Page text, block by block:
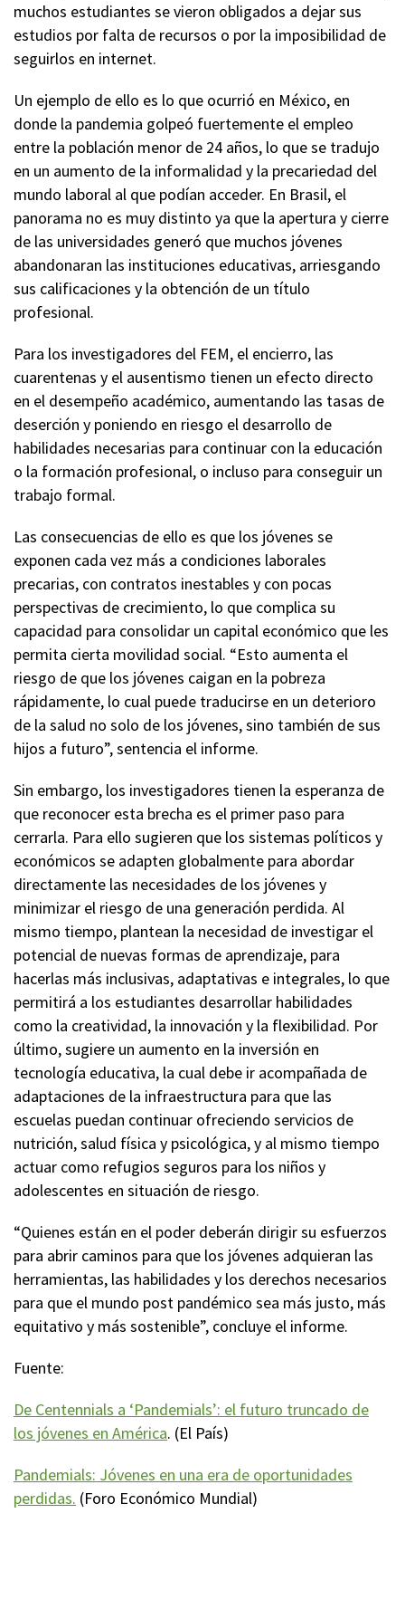
muchos estudiantes se vieron obligados a dejar sus
estudios por falta de recursos o por la imposibilidad de
seguirlos en internet.
Un ejemplo de ello es lo que ocurrió en México, en
donde la pandemia golpeó fuertemente el empleo
entre la población menor de 24 años, lo que se tradujo
en un aumento de la informalidad y la precariedad del
mundo laboral al que podían acceder. En Brasil, el
panorama no es muy distinto ya que la apertura y cierre
de las universidades generó que muchos jóvenes
abandonaran las instituciones educativas, arriesgando
sus calificaciones y la obtención de un título
profesional.
Para los investigadores del FEM, el encierro, las
cuarentenas y el ausentismo tienen un efecto directo
en el desempeño académico, aumentando las tasas de
deserción y poniendo en riesgo el desarrollo de
habilidades necesarias para continuar con la educación
o la formación profesional, o incluso para conseguir un
trabajo formal.
Las consecuencias de ello es que los jóvenes se
exponen cada vez más a condiciones laborales
precarias, con contratos inestables y con pocas
perspectivas de crecimiento, lo que complica su
capacidad para consolidar un capital económico que les
permita cierta movilidad social. “Esto aumenta el
riesgo de que los jóvenes caigan en la pobreza
rápidamente, lo cual puede traducirse en un deterioro
de la salud no solo de los jóvenes, sino también de sus
hijos a futuro”, sentencia el informe.
Sin embargo, los investigadores tienen la esperanza de
que reconocer esta brecha es el primer paso para
cerrarla. Para ello sugieren que los sistemas políticos y
económicos se adapten globalmente para abordar
directamente las necesidades de los jóvenes y
minimizar el riesgo de una generación perdida. Al
mismo tiempo, plantean la necesidad de investigar el
potencial de nuevas formas de aprendizaje, para
hacerlas más inclusivas, adaptativas e integrales, lo que
permitirá a los estudiantes desarrollar habilidades
como la creatividad, la innovación y la flexibilidad. Por
último, sugiere un aumento en la inversión en
tecnología educativa, la cual debe ir acompañada de
adaptaciones de la infraestructura para que las
escuelas puedan continuar ofreciendo servicios de
nutrición, salud física y psicológica, y al mismo tiempo
actuar como refugios seguros para los niños y
adolescentes en situación de riesgo.
“Quienes están en el poder deberán dirigir su esfuerzos
para abrir caminos para que los jóvenes adquieran las
herramientas, las habilidades y los derechos necesarios
para que el mundo post pandémico sea más justo, más
equitativo y más sostenible”, concluye el informe.
Fuente:
De Centennials a ‘Pandemials’: el futuro truncado de
los jóvenes en América. (El País)
Pandemials: Jóvenes en una era de oportunidades
perdidas. (Foro Económico Mundial)